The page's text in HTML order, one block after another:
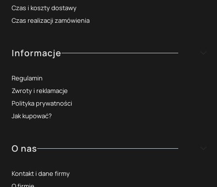
Czas i koszty dostawy
Czas realizacji zamówienia
Informacje
Regulamin
Zwroty i reklamacje
Polityka prywatności
Jak kupować?
O nas
Kontakt i dane firmy